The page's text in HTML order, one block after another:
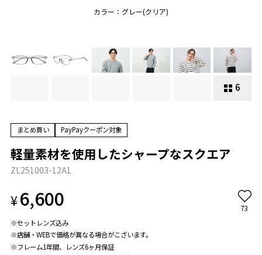
カラー：グレー(クリア)
6
まとめ買い PayPayクーポン対象
軽量素材を使用したシャープなスクエア
ZL251003-12A1
¥6,600 73
※セットレンズ込み
※店舗・WEBで価格が異なる場合がこざいます。
※フレーム1年間、レンズ6ヶ月保証